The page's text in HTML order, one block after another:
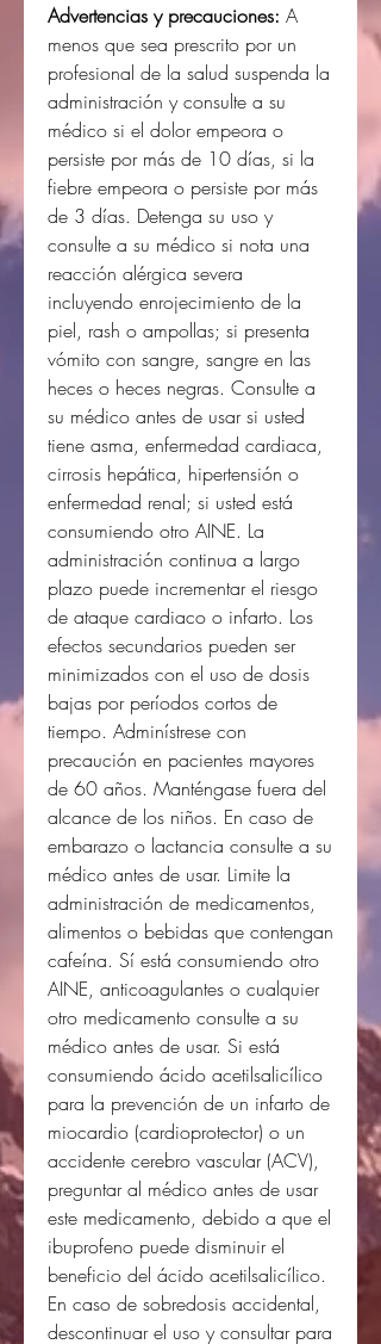
Advertencias y precauciones: A
menos que sea prescrito por un
profesional de la salud suspenda la
administración y consulte a su
médico si el dolor empeora o
persiste por más de 10 días, si la
fiebre empeora o persiste por más
de 3 días. Detenga su uso y
consulte a su médico si nota una
reacción alérgica severa
incluyendo enrojecimiento de la
piel, rash o ampollas; si presenta
vómito con sangre, sangre en las
heces o heces negras. Consulte a
su médico antes de usar si usted
tiene asma, enfermedad cardiaca,
cirrosis hepática, hipertensión o
enfermedad renal; si usted está
consumiendo otro AINE. La
administración continua a largo
plazo puede incrementar el riesgo
de ataque cardiaco o infarto. Los
efectos secundarios pueden ser
minimizados con el uso de dosis
bajas por períodos cortos de
tiempo. Adminístrese con
precaución en pacientes mayores
de 60 años. Manténgase fuera del
alcance de los niños. En caso de
embarazo o lactancia consulte a su
médico antes de usar. Limite la
administración de medicamentos,
alimentos o bebidas que contengan
cafeína. Sí está consumiendo otro
AINE, anticoagulantes o cualquier
otro medicamento consulte a su
médico antes de usar. Si está
consumiendo ácido acetilsalicílico
para la prevención de un infarto de
miocardio (cardioprotector) o un
accidente cerebro vascular (ACV),
preguntar al médico antes de usar
este medicamento, debido a que el
ibuprofeno puede disminuir el
beneficio del ácido acetilsalicílico.
En caso de sobredosis accidental,
descontinuar el uso y consultar para